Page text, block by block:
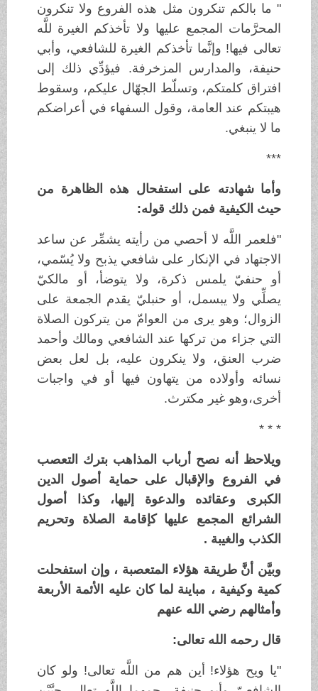
" ما بالكم تنكرون مثل هذه الفروع ولا تنكرون
المحرَّمات المجمع عليها ولا تأخذكم الغيرة للَّه
تعالى فيها! وإنَّما تأخذكم الغيرة للشافعي، وأبي
حنيفة، والمدارس المزخرفة. فيؤدِّي ذلك إلى
افتراق كلمتكم، وتسلّط الجهّال عليكم، وسقوط
هيبتكم عند العامة، وقول السفهاء في أعراضكم
ما لا ينبغي.
***
وأما شهادته على استفحال هذه الظاهرة من
حيث الكيفية فمن ذلك قوله:
"فلعمر اللَّه لا أحصي من رأيته يشمِّر عن ساعد
الاجتهاد في الإنكار على شافعي يذبح ولا يُسّمي،
أو حنفيّ يلمس ذكرة، ولا يتوضأ، أو مالكيّ
يصلِّي ولا يبسمل، أو حنبليّ يقدم الجمعة على
الزوال؛ وهو يرى من العوامّ من يتركون الصلاة
التي جزاء من تركها عند الشافعي ومالك وأحمد
ضرب العنق، ولا ينكرون عليه، بل لعل بعض
نسائه وأولاده من يتهاون فيها أو في واجبات
أخرى،وهو غير مكترث.
* * *
ويلاحظ أنه نصح أرباب المذاهب بترك التعصب
في الفروع والإقبال على حماية أصول الدين
الكبرى وعقائده والدعوة إليها، وكذا أصول
الشرائع المجمع عليها كإقامة الصلاة وتحريم
الكذب والغيبة .
وبيَّن أنَّ طريقة هؤلاء المتعصبة ، وإن استفحلت
كمية وكيفية ، مباينة لما كان عليه الأئمة الأربعة
وأمثالهم رضي الله عنهم
قال رحمه الله تعالى:
"يا ويح هؤلاء! أين هم من اللَّه تعالى! ولو كان